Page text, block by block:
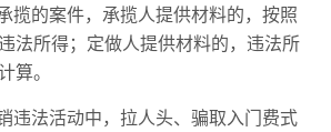
的案件，承揽人提供材料的，按照
法所得；定做人提供材料的，违法所
算。
法活动中，拉人头、骗取入门费式